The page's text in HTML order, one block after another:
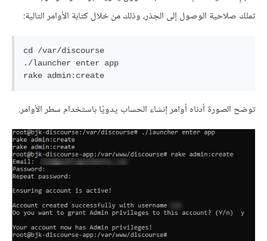
تملك صلاحية الوصول إلى الجذر، وذلك من خلال كتابة الأوامر التالية:
cd /var/discourse
./launcher enter app
توضح الصورة أدناه أوامر إنشاء الحساب يدويًا باستخدام سطر الأوامر.